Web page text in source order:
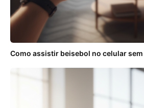
Como assistir beisebol no celular